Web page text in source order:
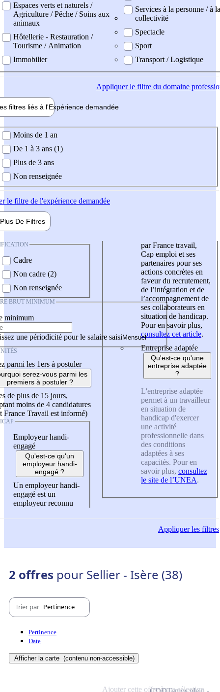
Espaces verts et naturels /
Agriculture / Pêche / Soins aux
animaux
Hôtellerie - Restauration /
Tourisme / Animation
Immobilier
Services à la personne / à la
collectivité
Spectacle
Sport
Transport / Logistique
Appliquerle filtre du domaine
filtres liés à l'Expérience demandée
demandée
Moins de 1 an
De 1 à 3 ans (1)
Plus de 3 ans
Non renseignée
le filtre de l'expérience demandée
Plus De Filtres
Cadre
Non cadre (2)
Non renseignée
BRUT MINIMUM
minimum
une périodicité pour le salaire saisi
parmi les 1ers à postuler
serez-vous parmi les
premiers à postuler ?
de plus de 15 jours,
moins de 4 candidatures
France Travail est informé)
Employeur handi-
engagé
Qu'est-ce qu'un
employeur handi-
engagé ?
Un employeur handi-
engagé est un
employeur reconnu
par France travail,
Cap emploi et ses
partenaires pour ses
actions concrètes en
faveur du recrutement,
de l’intégration et de
l’accompagnement de
ses collaborateurs en
situation de handicap.
Pour en savoir plus,
consultez cet article.
Entreprise adaptée
Qu'est-ce qu'une
entreprise adaptée
?
L'entreprise adaptée
permet à un travailleur
en situation de
handicap d'exercer
une activité
professionnelle dans
des conditions
adaptées à ses
capacités. Pour en
savoir plus, consultez
le site de l’UNEA.
Appliquerles filtres
2 offres pour Sellier - Isère (38)
Trier par Pertinence
Pertinence
Date
Afficher la carte (contenu non-accessible)
Ajouter cette offre à ma sélection